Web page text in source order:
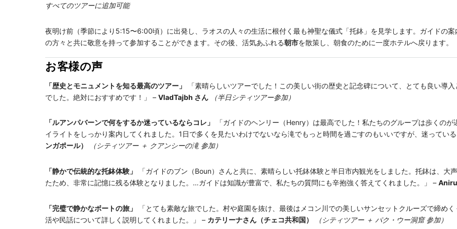
すべてのツアーに追加可能
夜明け前（季節により5:15〜6:00頃）に出発し、ラオスの人々の生活に根付く最も神聖な儀式「托鉢」を見学します。ガイドの
の方々と共に敬意を持って参加することができます。その後、活気あふれる朝市を散策し、朝食のために一度ホテルへ戻ります。
お客様の声
「歴史とモニュメントを知る最高のツアー」
「素晴らしいツアーでした！この美しい街の歴史と記念碑について、とても良い導
でした。絶対におすすめです！」 – VladTajbh さん （半日シティツアー参加）
「ルアンパバーンで何をするか迷っているならコレ」
「ガイドのヘンリー（Henry）は最高でした！私たちのグループは歩くの
イライトをしっかり案内してくれました。1日で多くを見たいわけでないなら滝でもっと時間を過ごすのもいいですが、迷ってい
ンガポール）
（シティツアー ＋ クアンシーの滝 参加）
「静かで伝統的な托鉢体験」
「ガイドのブン（Boun）さんと共に、素晴らしい托鉢体験と半日市内観光をしました。托鉢は、大
たため、非常に記憶に残る体験となりました。…ガイドは知識が豊富で、私たちの質問にも辛抱強く答えてくれました。」 –
「完璧で静かなボートの旅」
「とても素敵な旅でした。村や庭園を抜け、最後はメコン川での美しいサンセットクルーズで締め
活や民話について詳しく説明してくれました。」 – カテリーナさん（チェコ共和国） （シティツアー ＋ パク・ウー洞窟 参加）